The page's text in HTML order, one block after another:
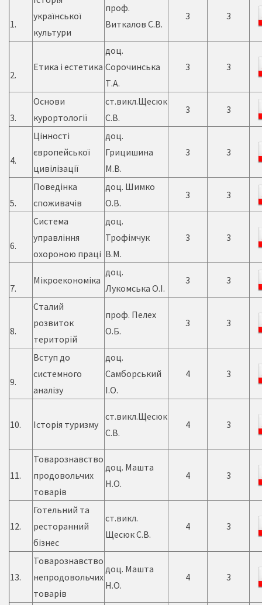
1.
української
культури
проф.
Виткалов С.В.
3 3
2.
Етика і естетика
доц.
Сорочинська
Т.А.
3 3
3.
Основи
курортології
ст.викл.Щесюк
С.В.
3 3
4.
Цінності
європейської
цивілізації
доц.
Грицишина
М.В.
3 3
5.
Поведінка
споживачів
доц. Шимко
О.В.
3 3
6.
Система
управління
охороною праці
доц.
Трофімчук
В.М.
3 3
7.
Мікроекономіка
доц.
Лукомська О.І.
3 3
8.
Сталий
розвиток
територій
проф. Пелех
О.Б.
3 3
9.
Вступ до
системного
аналізу
доц.
Самборський
І.О.
4 3
10. Історія туризму
ст.викл.Щесюк
С.В.
4 3
11.
Товарознавство
продовольчих
товарів
доц. Машта
Н.О.
4 3
12.
Готельний та
ресторанний
бізнес
ст.викл.
Щесюк С.В.
4 3
13.
Товарознавство
непродовольчих
товарів
доц. Машта
Н.О.
4 3